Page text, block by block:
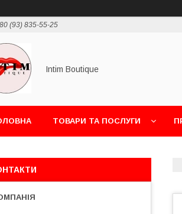
(93) 835-55-25
Intim Boutique
ТОВАРИ ТА ПОСЛУГИ